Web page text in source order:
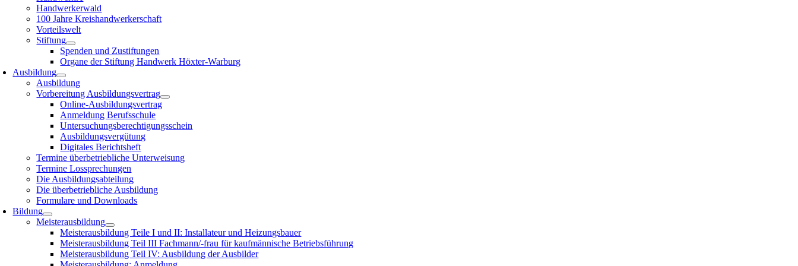
Handwerkerwald
100 Jahre Kreishandwerkerschaft
Vorteilswelt
Stiftung
Spenden und Zustiftungen
Organe der Stiftung Handwerk Höxter-Warburg
Ausbildung
Ausbildung
Vorbereitung Ausbildungsvertrag
Online-Ausbildungsvertrag
Anmeldung Berufsschule
Untersuchungsberechtigungsschein
Ausbildungsvergütung
Digitales Berichtsheft
Termine überbetriebliche Unterweisung
Termine Lossprechungen
Die Ausbildungsabteilung
Die überbetriebliche Ausbildung
Formulare und Downloads
Bildung
Meisterausbildung
Meisterausbildung Teile I und II: Installateur und Heizungsbauer
Meisterausbildung Teil III Fachmann/-frau für kaufmännische Betriebsführung
Meisterausbildung Teil IV: Ausbildung der Ausbilder